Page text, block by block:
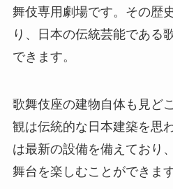
舞伎専用劇場です。その歴
り、日本の伝統芸能である
できます。
歌舞伎座の建物自体も見ど
観は伝統的な日本建築を思
は最新の設備を備えており
舞台を楽しむことができます